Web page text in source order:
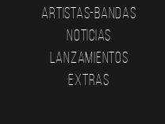
Artistas-Bandas
Noticias
Lanzamientos
Extras